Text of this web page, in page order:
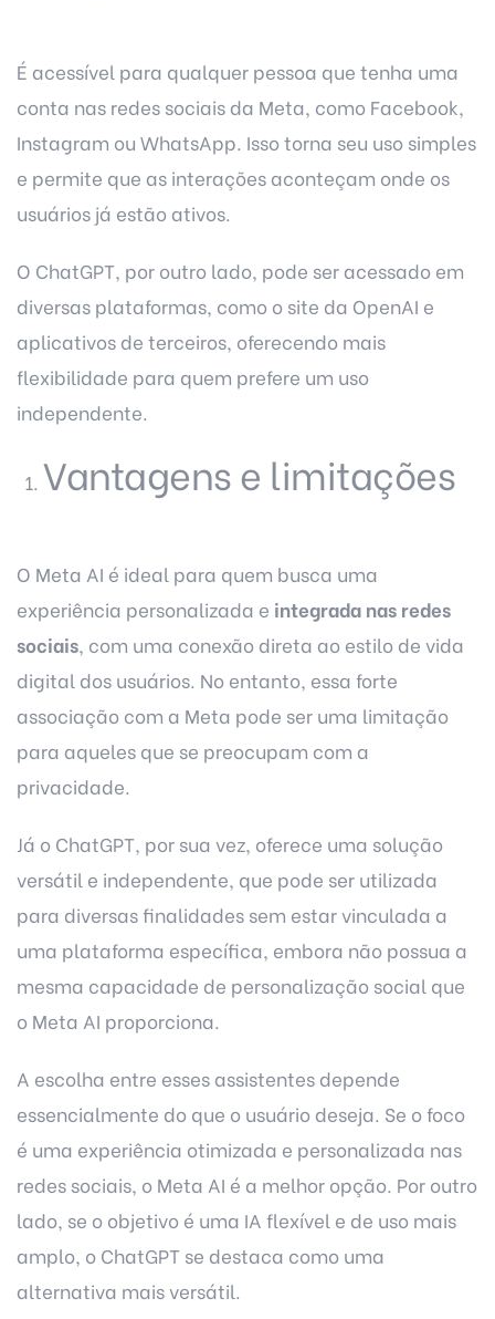
É acessível para qualquer pessoa que tenha uma
conta nas redes sociais da Meta, como Facebook,
Instagram ou WhatsApp. Isso torna seu uso simples
e permite que as interações aconteçam onde os
usuários já estão ativos.
O ChatGPT, por outro lado, pode ser acessado em
diversas plataformas, como o site da OpenAI e
aplicativos de terceiros, oferecendo mais
flexibilidade para quem prefere um uso
independente.
Vantagens e limitações
O Meta AI é ideal para quem busca uma
experiência personalizada e integrada nas redes
sociais, com uma conexão direta ao estilo de vida
digital dos usuários. No entanto, essa forte
associação com a Meta pode ser uma limitação
para aqueles que se preocupam com a
privacidade.
Já o ChatGPT, por sua vez, oferece uma solução
versátil e independente, que pode ser utilizada
para diversas finalidades sem estar vinculada a
uma plataforma específica, embora não possua a
mesma capacidade de personalização social que
o Meta AI proporciona.
A escolha entre esses assistentes depende
essencialmente do que o usuário deseja. Se o foco
é uma experiência otimizada e personalizada nas
redes sociais, o Meta AI é a melhor opção. Por outro
lado, se o objetivo é uma IA flexível e de uso mais
amplo, o ChatGPT se destaca como uma
alternativa mais versátil.